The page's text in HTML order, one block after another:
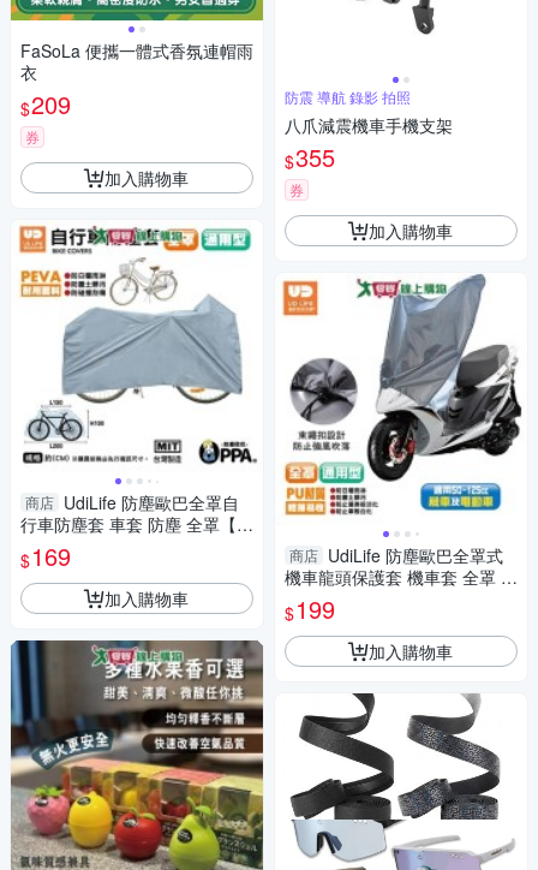
FaSoLa 便攜一體式香氛連帽雨
衣
$209
券
加入購物車
商店 UdiLife 防塵歐巴全罩自
行車防塵套 車套 防塵 全罩【愛
買】
$169
加入購物車
防震 導航 錄影 拍照
八爪減震機車手機支架
$355
券
加入購物車
商店 UdiLife 防塵歐巴全罩式
機車龍頭保護套 機車套 全罩 車
套【愛買】
$199
加入購物車